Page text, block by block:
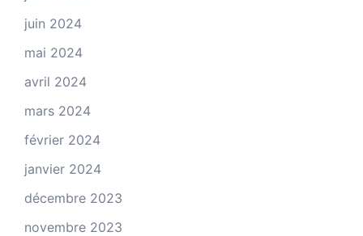
juin 2024
mai 2024
avril 2024
mars 2024
février 2024
janvier 2024
décembre 2023
novembre 2023